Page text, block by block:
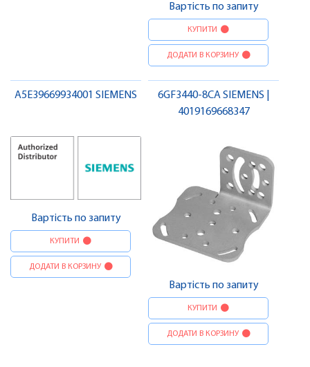
Вартість по запиту
КУПИТИ
ДОДАТИ В КОРЗИНУ
A5E39669934001 SIEMENS
Вартість по запиту
КУПИТИ
ДОДАТИ В КОРЗИНУ
6GF3440-8CA SIEMENS |
4019169668347
Вартість по запиту
КУПИТИ
ДОДАТИ В КОРЗИНУ